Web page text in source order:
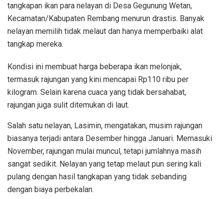
tangkapan ikan para nelayan di Desa Gegunung Wetan,
Kecamatan/Kabupaten Rembang menurun drastis. Banyak
nelayan memilih tidak melaut dan hanya memperbaiki alat
tangkap mereka.
Kondisi ini membuat harga beberapa ikan melonjak,
termasuk rajungan yang kini mencapai Rp110 ribu per
kilogram. Selain karena cuaca yang tidak bersahabat,
rajungan juga sulit ditemukan di laut.
Salah satu nelayan, Lasimin, mengatakan, musim rajungan
biasanya terjadi antara Desember hingga Januari. Memasuki
November, rajungan mulai muncul, tetapi jumlahnya masih
sangat sedikit. Nelayan yang tetap melaut pun sering kali
pulang dengan hasil tangkapan yang tidak sebanding
dengan biaya perbekalan.